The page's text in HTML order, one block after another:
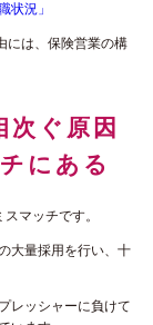
状況」
には、保険営業の構
次ぐ原因
にある
マッチです。
大量採用を行い、十
レッシャーに負けて